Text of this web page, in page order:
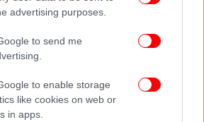
advertising purposes.
to send me
to enable storage
like cookies on web or
in apps.
ανάμεσα σε ένα χρήσιμο
σε ένα σύστημα που
ψυχολογική εξάρτηση;
νέα. Τα κοινωνικά δίκτυα
χρόνια ότι χρησιμοποιούν